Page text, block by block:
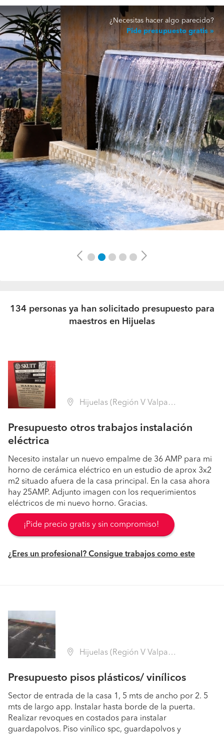
¿Necesitas hacer algo parecido?
Pide presupuesto gratis
Previous Next
134 personas ya han solicitado presupuesto para
maestros en Hijuelas
Hijuelas (Región V Valparaíso - Quillota)
Presupuesto otros trabajos instalación
eléctrica
Necesito instalar un nuevo empalme de 36 AMP para mi
horno de cerámica eléctrico en un estudio de aprox 3x2
m2 situado afuera de la casa principal. En la casa ahora
hay 25AMP. Adjunto imagen con los requerimientos
eléctricos de mi nuevo horno. Gracias.
¡Pide precio gratis y sin compromiso!
¿Eres un profesional? Consigue trabajos como este
Hijuelas (Región V Valparaíso - Quillota)
Presupuesto pisos plásticos/ vinílicos
Sector de entrada de la casa 1, 5 mts de ancho por 2. 5
mts de largo app. Instalar hasta borde de la puerta.
Realizar revoques en costados para instalar
guardapolvos. Piso vinílico spc, guardapolvos y